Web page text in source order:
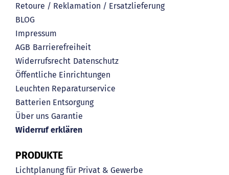
Retoure / Reklamation / Ersatzlieferung
BLOG
Impressum
AGB Barrierefreiheit
Widerrufsrecht Datenschutz
Öffentliche Einrichtungen
Leuchten Reparaturservice
Batterien Entsorgung
Über uns Garantie
Widerruf erklären
PRODUKTE
Lichtplanung für Privat & Gewerbe